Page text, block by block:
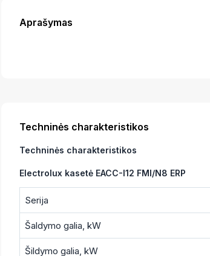
Aprašymas
Techninės charakteristikos
Techninės charakteristikos
Electrolux kasetė EACC-I12 FMI/N8 ERP
Serija
Šaldymo galia, kW
Šildymo galia, kW